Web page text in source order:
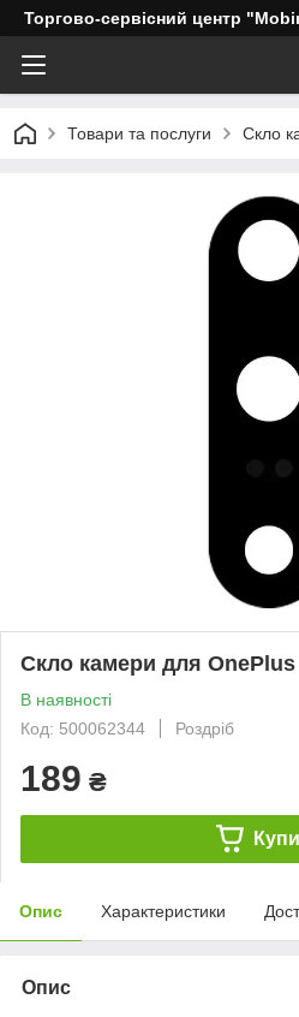
Торгово-сервісний центр
Товари та послуги Скло
Скло камери для OnePlus
В наявності
Код: 500062344
Роздріб
189 ₴
Опис Характеристики
Опис